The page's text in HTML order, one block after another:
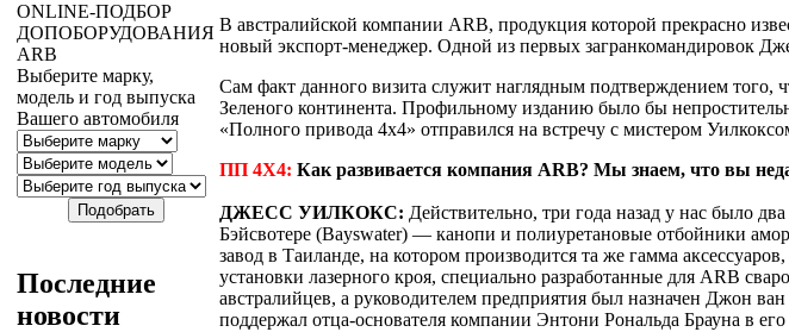
ONLINE-ПОДБОР
ДОПОБОРУДОВАНИЯ
ARB
Выберите марку,
модель и год выпуска
Вашего автомобиля
Последние
новости
В австралийской компании ARB, продукция которой прекрасно
новый экспорт-менеджер. Одной из первых загранкомандировок
Сам факт данного визита служит наглядным подтверждением
Зеленого континента. Профильному изданию было бы
«Полного привода 4х4» отправился на встречу с мистером
ПП 4Х4: Как развивается компания ARB? Мы знаем, что вы
ДЖЕСС УИЛКОКС: Действительно, три года назад у нас было
Бэйсвотере (Bayswater) — канопи и полиуретановые отбойники
завод в Таиланде, на котором производится та же гамма
установки лазерного кроя, специально разработанные для ARB
австралийцев, а руководителем предприятия был назначен Джон
поддержал отца-основателя компании Энтони Рональда Брауна в